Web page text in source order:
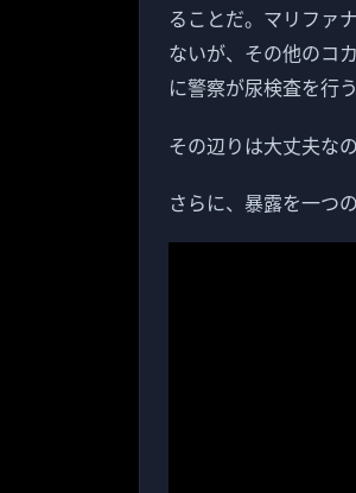
ることだ。マリファ
ないが、その他のコ
に警察が尿検査を行
その辺りは大丈夫な
さらに、暴露を一つ